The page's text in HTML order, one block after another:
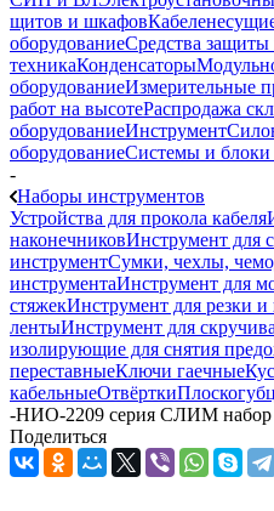
щитов и шкафов
оборудованиеСредства защиты
техникаКонденсаторы
оборудованиеИзмерительные
работ на высотеРаспродажа
оборудованиеИнструмент
оборудованиеСистемы и блоки
-
Наборы инструментов
Устройства для прокола кабеля
наконечниковИнструмент для
инструментСумки, чехлы,
инструментаИнструмент для
стяжекИнструмент для резки
лентыИнструмент для
изолирующие для снятия
переставныеКлючи гаечные
кабельныеОтвёртки
-НИО-2209 серия СЛИМ набор
Поделиться